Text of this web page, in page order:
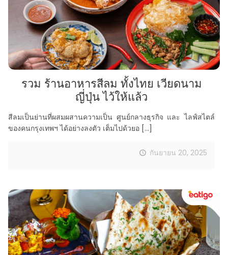
รวม ร้านอาหารสีลม ทั้งไทย เวียดนาม
ญี่ปุ่น ไว้ให้แล้ว
สีลมเป็นย่านที่ผสมผสานความเป็น ศูนย์กลางธุรกิจ และ ไลฟ์สไตล์
ของคนกรุงเทพฯ ได้อย่างลงตัว เต็มไปด้วยอ […]
กันยายน 20, 2025